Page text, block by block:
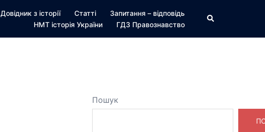
Довідник з історії Статті
Запитання – відповідь
НМТ історія України
ГДЗ Правознавство
Пошук
Пошук